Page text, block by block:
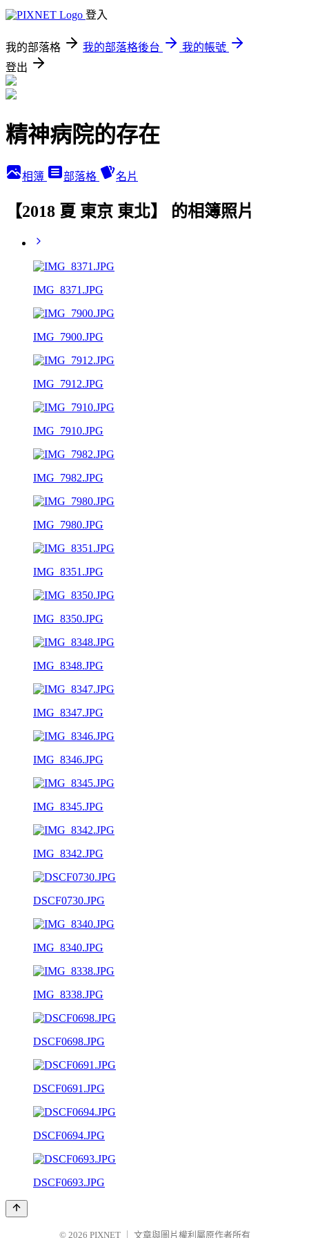
登入
我的部落格 我的部落格後台
我的帳號
登出
精神病院的存在
相簿 部落格 名片
【2018 夏 東京 東北】 的相簿照片
IMG_8371.JPG
IMG_7900.JPG
IMG_7912.JPG
IMG_7910.JPG
IMG_7982.JPG
IMG_7980.JPG
IMG_8351.JPG
IMG_8350.JPG
IMG_8348.JPG
IMG_8347.JPG
IMG_8346.JPG
IMG_8345.JPG
IMG_8342.JPG
DSCF0730.JPG
IMG_8340.JPG
IMG_8338.JPG
DSCF0698.JPG
DSCF0691.JPG
DSCF0694.JPG
DSCF0693.JPG
© 2026 PIXNET 文章與圖片權利屬原作者所有